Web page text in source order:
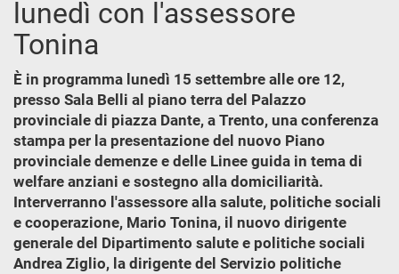
lunedì con l'assessore
Tonina
È in programma lunedì 15 settembre alle ore 12,
presso Sala Belli al piano terra del Palazzo
provinciale di piazza Dante, a Trento, una conferenza
stampa per la presentazione del nuovo Piano
provinciale demenze e delle Linee guida in tema di
welfare anziani e sostegno alla domiciliarità.
Interverranno l'assessore alla salute, politiche sociali
e cooperazione, Mario Tonina, il nuovo dirigente
generale del Dipartimento salute e politiche sociali
Andrea Ziglio, la dirigente del Servizio politiche